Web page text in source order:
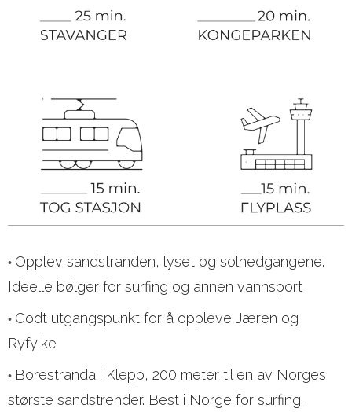
• Opplev sandstranden, lyset og solnedgangene.
Ideelle bølger for surfing og annen vannsport
• Godt utgangspunkt for å oppleve Jæren og
Ryfylke
• Borestranda i Klepp, 200 meter til en av Norges
største sandstrender. Best i Norge for surfing.